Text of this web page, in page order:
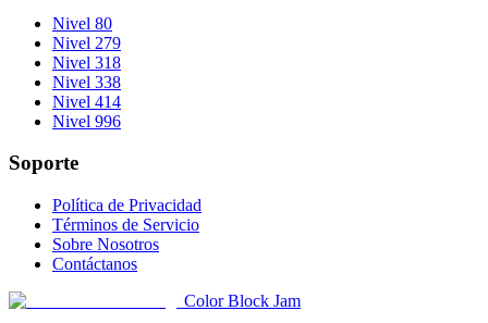
Nivel 80
Nivel 279
Nivel 318
Nivel 338
Nivel 414
Nivel 996
Soporte
Política de Privacidad
Términos de Servicio
Sobre Nosotros
Contáctanos
Color Block Jam